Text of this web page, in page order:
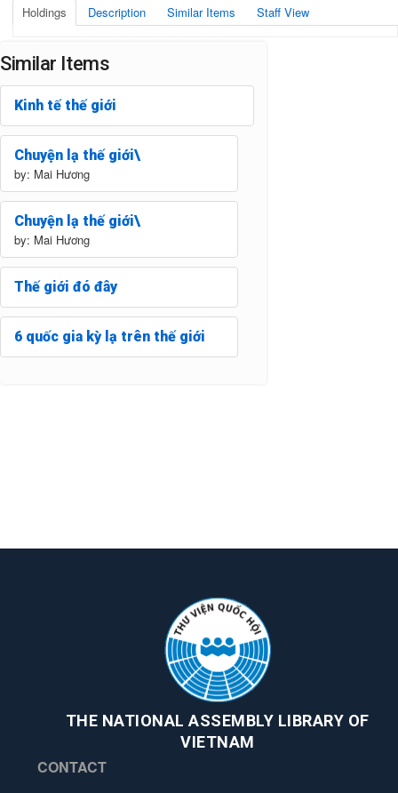
Holdings Description Similar Items Staff View
Similar Items
Kinh tế thế giới
Chuyện lạ thế giới\
by: Mai Hương
Chuyện lạ thế giới\
by: Mai Hương
Thế giới đó đây
6 quốc gia kỳ lạ trên thế giới
THE NATIONAL ASSEMBLY LIBRARY OF
VIETNAM
CONTACT